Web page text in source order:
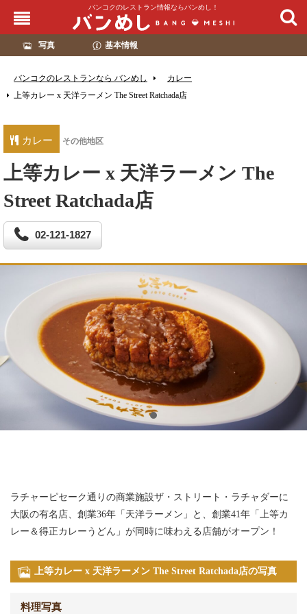
バンコクのレストラン情報ならバンめし！
写真 基本情報
バンコクのレストランなら バンめし
カレー
上等カレー x 天洋ラーメン The Street Ratchada店
カレー その他地区
上等カレー x 天洋ラーメン The
Street Ratchada店
02-121-1827
ラチャーピセーク通りの商業施設ザ・ストリート・ラチャダーに
大阪の有名店、創業36年「天洋ラーメン」と、創業41年「上等カ
レー＆得正カレーうどん」が同時に味わえる店舗がオープン！
上等カレー x 天洋ラーメン The Street Ratchada店の写真
料理写真